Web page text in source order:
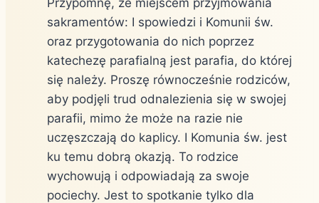
sakramentów: I spowiedzi i Komunii św.
oraz przygotowania do nich poprzez
katechezę parafialną jest parafia, do której
się należy. Proszę równocześnie rodziców,
aby podjęli trud odnalezienia się w swojej
parafii, mimo że może na razie nie
uczęszczają do kaplicy. I Komunia św. jest
ku temu dobrą okazją. To rodzice
wychowują i odpowiadają za swoje
pociechy. Jest to spotkanie tylko dla